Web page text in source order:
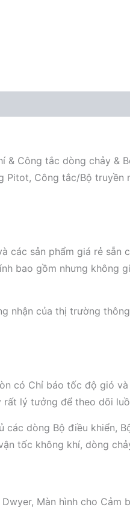
Công tắc dòng chảy &
Công tắc/Bộ
sản phẩm giá rẻ sẵn
bao gồm nhưng không
của thị trường
có Chỉ báo tốc độ gió
lý tưởng để theo dõi
dòng Bộ điều khiển,
tốc không khí, dòng
Màn hình cho